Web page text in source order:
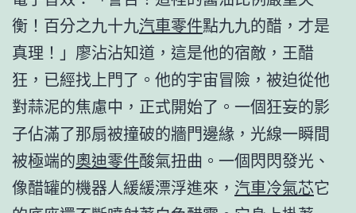
衡！百分之九十九汽車零件點九九的醋，才是
真理！」廖沾沾知道，這是他的宿敵，王醋
狂，已經找上門了。他的宇宙冒險，被迫從他
對蒜泥的焦慮中，正式開始了。一個狂妄的影
子佔滿了那扇被撞破的牆門邊緣，光線一瞬間
被極端的奧迪零件酸氣扭曲。一個閃閃發光、
像醋罐的機器人緩緩漂浮進來， 汽車冷氣芯它